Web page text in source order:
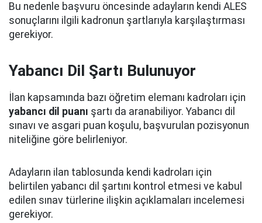
Bu nedenle başvuru öncesinde adayların kendi ALES
sonuçlarını ilgili kadronun şartlarıyla karşılaştırması
gerekiyor.
Yabancı Dil Şartı Bulunuyor
İlan kapsamında bazı öğretim elemanı kadroları için
yabancı dil puanı şartı da aranabiliyor. Yabancı dil
sınavı ve asgari puan koşulu, başvurulan pozisyonun
niteliğine göre belirleniyor.
Adayların ilan tablosunda kendi kadroları için
belirtilen yabancı dil şartını kontrol etmesi ve kabul
edilen sınav türlerine ilişkin açıklamaları incelemesi
gerekiyor.